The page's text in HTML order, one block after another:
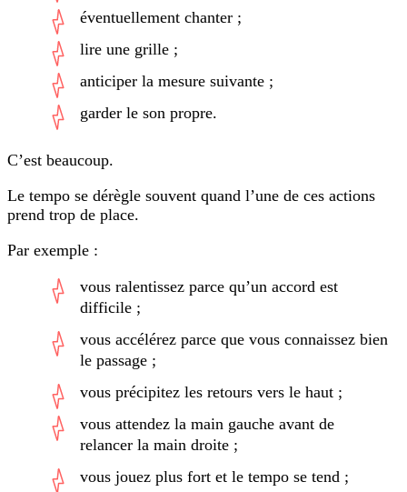
éventuellement chanter ;
lire une grille ;
anticiper la mesure suivante ;
garder le son propre.
C’est beaucoup.
Le tempo se dérègle souvent quand l’une de ces actions
prend trop de place.
Par exemple :
vous ralentissez parce qu’un accord est
difficile ;
vous accélérez parce que vous connaissez bien
le passage ;
vous précipitez les retours vers le haut ;
vous attendez la main gauche avant de
relancer la main droite ;
vous jouez plus fort et le tempo se tend ;